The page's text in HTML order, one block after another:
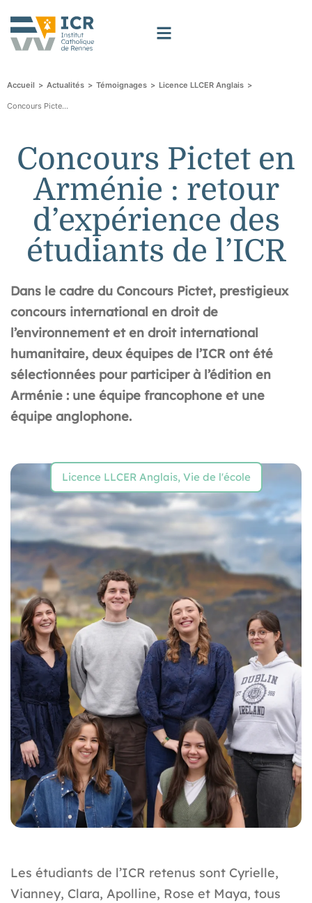
Accueil > Actualités > Témoignages > Licence LLCER Anglais >
Concours Pictet en Arménie : retour d’expérience des étudiants de l’ICR
Concours Pictet en
Arménie : retour
d’expérience des
étudiants de l’ICR
Dans le cadre du Concours Pictet, prestigieux
concours international en droit de
l’environnement et en droit international
humanitaire, deux équipes de l’ICR ont été
sélectionnées pour participer à l’édition en
Arménie : une équipe francophone et une
équipe anglophone.
Licence LLCER Anglais, Vie de l'école
Les étudiants de l’ICR retenus sont Cyrielle,
Vianney, Clara, Apolline, Rose et Maya, tous